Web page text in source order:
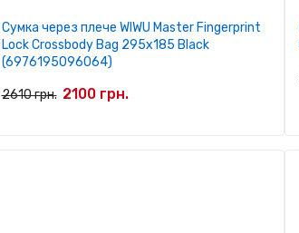
Сумка через плече WIWU Master Fingerprint
Lock Crossbody Bag 295x185 Black
(6976195096064)
2610 грн. 2100 грн.